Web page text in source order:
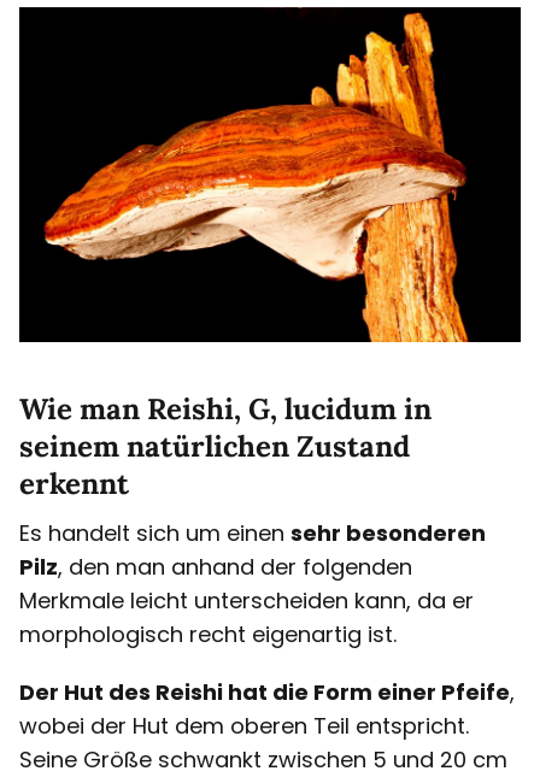
Wie man Reishi, G, lucidum in
seinem natürlichen Zustand
erkennt
Es handelt sich um einen sehr besonderen
Pilz, den man anhand der folgenden
Merkmale leicht unterscheiden kann, da er
morphologisch recht eigenartig ist.
Der Hut des Reishi hat die Form einer Pfeife,
wobei der Hut dem oberen Teil entspricht.
Seine Größe schwankt zwischen 5 und 20 cm